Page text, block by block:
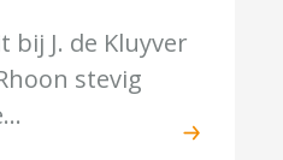
bij J. de Kluyver
stevig